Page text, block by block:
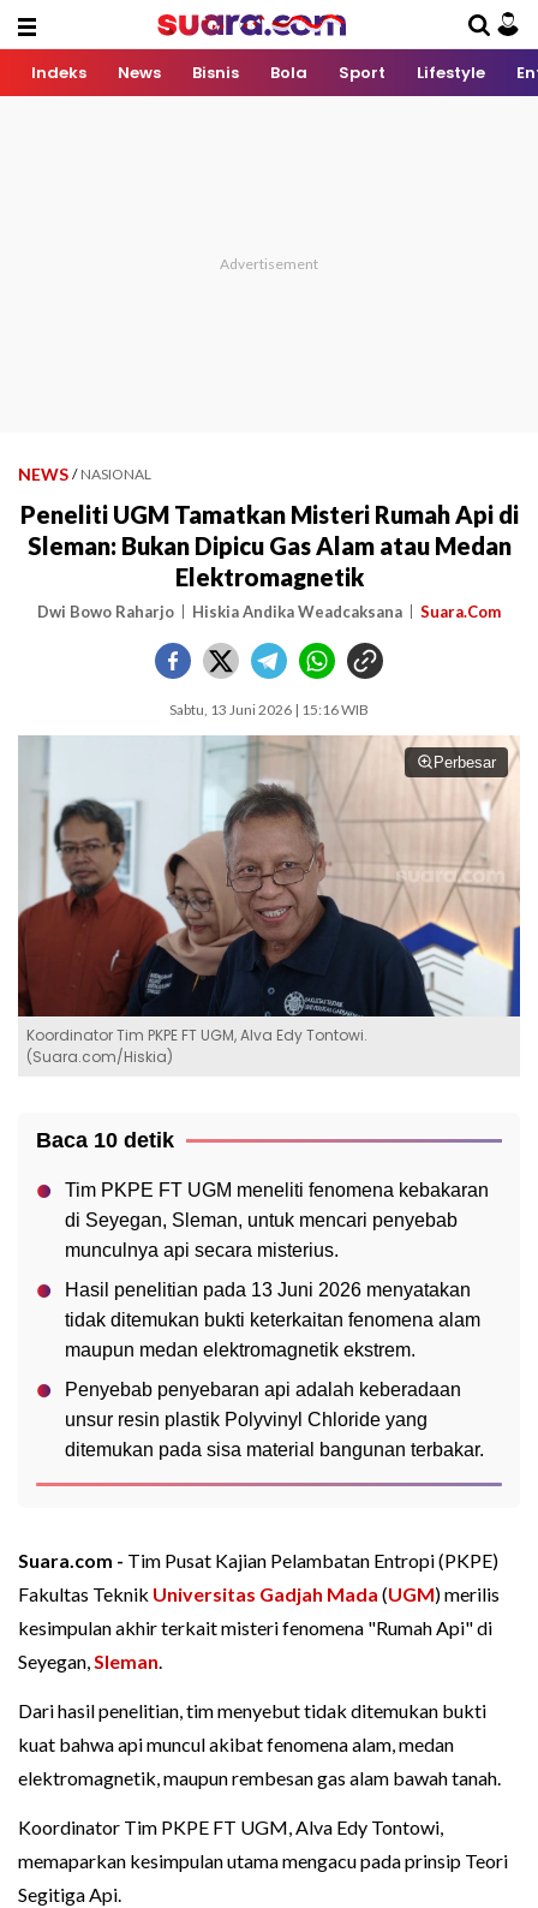
Indeks News Bisnis Bola Sport Lifestyle
NEWS / NASIONAL
Peneliti UGM Tamatkan Misteri Rumah Api di
Sleman: Bukan Dipicu Gas Alam atau Medan
Elektromagnetik
Dwi Bowo Raharjo Hiskia Andika Weadcaksana Suara.Com
Sabtu, 13 Juni 2026 | 15:16 WIB
Perbesar
Koordinator Tim PKPE FT UGM, Alva Edy Tontowi.
(Suara.com/Hiskia)
Baca 10 detik
Tim PKPE FT UGM meneliti fenomena kebakaran
di Seyegan, Sleman, untuk mencari penyebab
munculnya api secara misterius.
Hasil penelitian pada 13 Juni 2026 menyatakan
tidak ditemukan bukti keterkaitan fenomena alam
maupun medan elektromagnetik ekstrem.
Penyebab penyebaran api adalah keberadaan
unsur resin plastik Polyvinyl Chloride yang
ditemukan pada sisa material bangunan terbakar.
Suara.com - Tim Pusat Kajian Pelambatan Entropi (PKPE)
Fakultas Teknik Universitas Gadjah Mada (UGM) merilis
kesimpulan akhir terkait misteri fenomena "Rumah Api" di
Seyegan,Sleman.
Dari hasil penelitian, tim menyebut tidak ditemukan bukti
kuat bahwa api muncul akibat fenomena alam, medan
elektromagnetik, maupun rembesan gas alam bawah tanah.
Koordinator Tim PKPE FT UGM, Alva Edy Tontowi,
memaparkan kesimpulan utama mengacu pada prinsip Teori
Segitiga Api.